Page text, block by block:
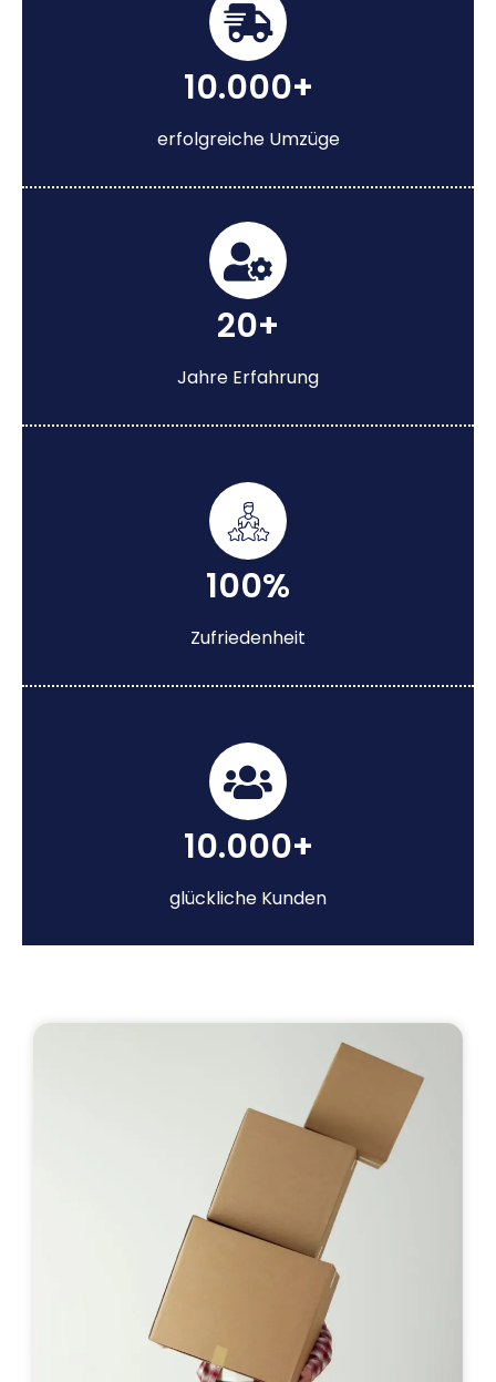
10.000+
erfolgreiche Umzüge
20+
Jahre Erfahrung
100%
Zufriedenheit
10.000+
glückliche Kunden